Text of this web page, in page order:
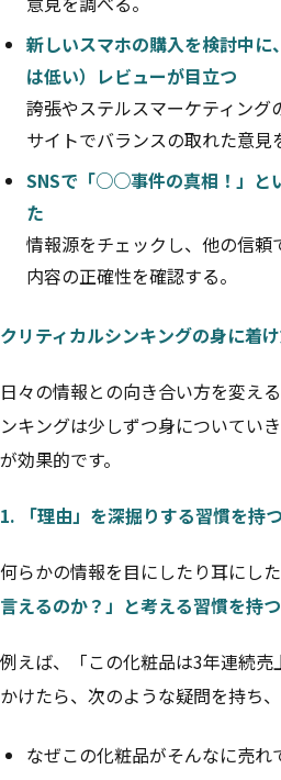
新しいスマホの購入を検討中
は低い）レビューが目立つ
誇張やステルスマーケティング
サイトでバランスの取れた意見
SNSで「○○事件の真相！」と
た
情報源をチェックし、他の信頼
内容の正確性を確認する。
クリティカルシンキングの身に着
日々の情報との向き合い方を変え
ンキングは少しずつ身についてい
が効果的です。
1. 「理由」を深掘りする習慣を持つ
何らかの情報を目にしたり耳にした
言えるのか？」と考える習慣を持
例えば、「この化粧品は3年連続
かけたら、次のような疑問を持ち、
なぜこの化粧品がそんなに売れ